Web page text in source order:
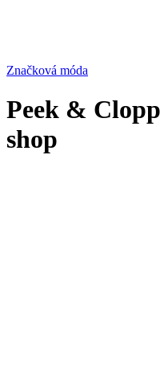
Značková móda
Peek &
shop